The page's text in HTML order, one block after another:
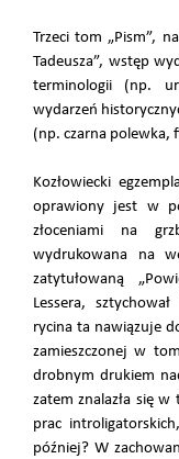
Trzeci tom „Pism”,
Tadeusza”, wstęp
terminologii (np.
wydarzeń
(np. czarna polewka,
Kozłowiecki
oprawiony jest w
złoceniami na
wydrukowana na
zatytułowaną
Lessera,
rycina ta nawiązuje
zamieszczonej w
drobnym drukiem
zatem znalazła się w
prac
później? W